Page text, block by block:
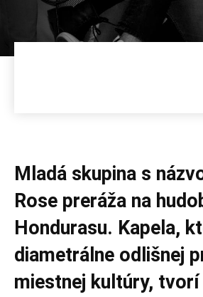
Mladá skupina s
Rose preráža na
Hondurasu. Kapela,
diametrálne odlišnej
miestnej kultúry, tvorí